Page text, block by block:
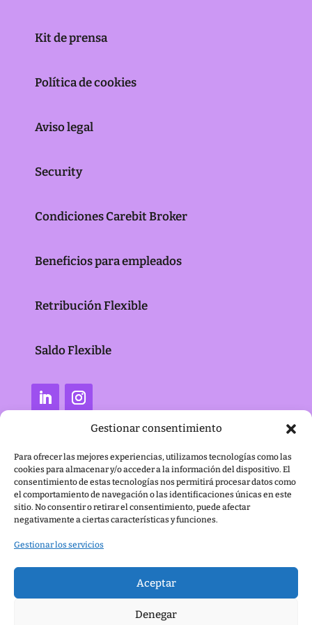
Gestionar consentimiento
Para ofrecer las mejores experiencias, utilizamos tecnologías como las
cookies para almacenar y/o acceder a la información del dispositivo. El
consentimiento de estas tecnologías nos permitirá procesar datos como
el comportamiento de navegación o las identificaciones únicas en este
sitio. No consentir o retirar el consentimiento, puede afectar
negativamente a ciertas características y funciones.
Gestionar los servicios
Aceptar
Denegar
Kit de prensa
Política de cookies
Aviso legal
Security
Condiciones Carebit Broker
Beneficios para empleados
Retribución Flexible
Saldo Flexible